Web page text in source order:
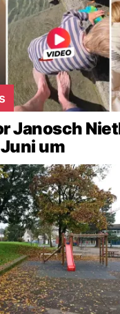
Janosch
um